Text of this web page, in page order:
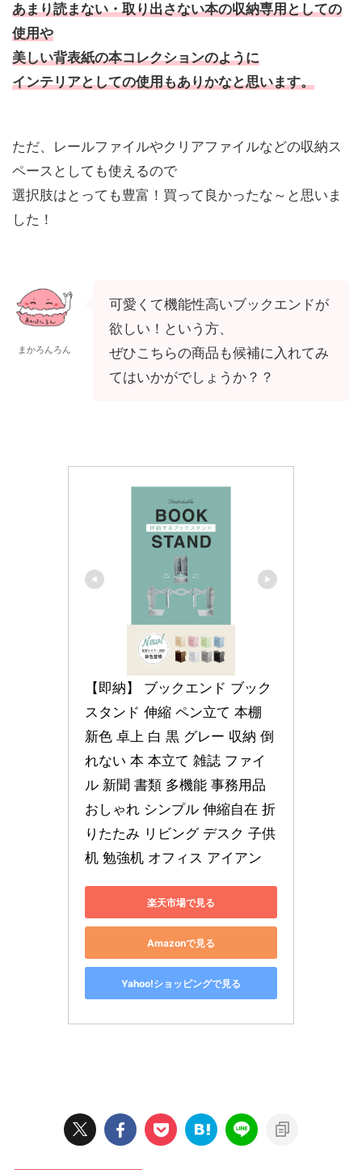
あまり読まない・取り出さない本の収納専用としての
使用や
美しい背表紙の本コレクションのように
インテリアとしての使用もありかなと思います。
ただ、レールファイルやクリアファイルなどの収納ス
ペースとしても使えるので
選択肢はとっても豊富！買って良かったな～と思いま
した！
まかろんろん
可愛くて機能性高いブックエンドが
欲しい！という方、
ぜひこちらの商品も候補に入れてみ
てはいかがでしょうか？？
【即納】 ブックエンド ブック
スタンド 伸縮 ペン立て 本棚
新色 卓上 白 黒 グレー 収納 倒
れない 本 本立て 雑誌 ファイ
ル 新聞 書類 多機能 事務用品
おしゃれ シンプル 伸縮自在 折
りたたみ リビング デスク 子供
机 勉強机 オフィス アイアン
楽天市場で見る
Amazonで見る
Yahoo!ショッピングで見る